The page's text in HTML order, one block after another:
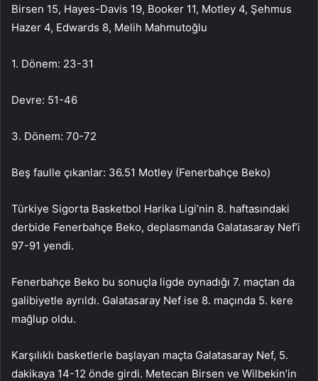
Birsen 15, Hayes-Davis 19, Booker 11, Motley 4, Şehmus
Hazer 4, Edwards 8, Melih Mahmutoğlu
1. Dönem: 23-31
Devre: 51-46
3. Dönem: 70-72
Beş faulle çıkanlar: 36.51 Motley (Fenerbahçe Beko)
Türkiye Sigorta Basketbol Harika Ligi’nin 8. haftasındaki
derbide Fenerbahçe Beko, deplasmanda Galatasaray Nef’i
97-91 yendi.
Fenerbahçe Beko bu sonuçla ligde oynadığı 7. maçtan da
galibiyetle ayrıldı. Galatasaray Nef ise 8. maçında 5. kere
mağlup oldu.
Karşılıklı basketlerle başlayan maçta Galatasaray Nef, 5.
dakikaya 14-12 önde girdi. Metecan Birsen ve Wilbekin’in